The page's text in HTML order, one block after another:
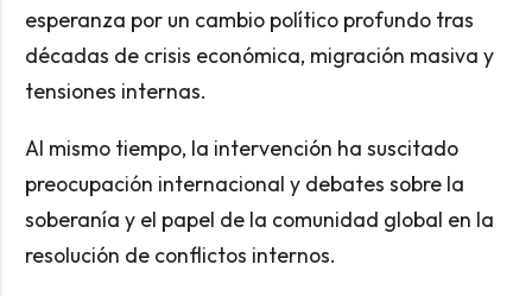
esperanza por un cambio político profundo tras
décadas de crisis económica, migración masiva y
tensiones internas.
Al mismo tiempo, la intervención ha suscitado
preocupación internacional y debates sobre la
soberanía y el papel de la comunidad global en la
resolución de conflictos internos.